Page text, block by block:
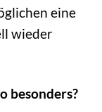
eine
wieder
besonders?